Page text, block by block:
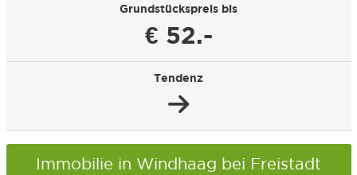
Grundstückspreis bis
€ 52.-
Tendenz
Immobilie in Windhaag bei Freistadt